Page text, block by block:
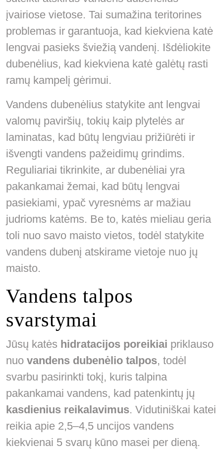
įvairiose vietose. Tai sumažina teritorines
problemas ir garantuoja, kad kiekviena katė
lengvai pasieks šviežią vandenį. Išdėliokite
dubenėlius, kad kiekviena katė galėtų rasti
ramų kampelį gėrimui.
Vandens dubenėlius statykite ant lengvai
valomų paviršių, tokių kaip plytelės ar
laminatas, kad būtų lengviau prižiūrėti ir
išvengti vandens pažeidimų grindims.
Reguliariai tikrinkite, ar dubenėliai yra
pakankamai žemai, kad būtų lengvai
pasiekiami, ypač vyresnėms ar mažiau
judrioms katėms. Be to, katės mieliau geria
toli nuo savo maisto vietos, todėl statykite
vandens dubenį atskirame vietoje nuo jų
maisto.
Vandens talpos
svarstymai
Jūsų katės hidratacijos poreikiai priklauso
nuo vandens dubenėlio talpos, todėl
svarbu pasirinkti tokį, kuris talpina
pakankamai vandens, kad patenkintų jų
kasdienius reikalavimus. Vidutiniškai katei
reikia apie 2,5–4,5 uncijos vandens
kiekvienai 5 svarų kūno masei per dieną.